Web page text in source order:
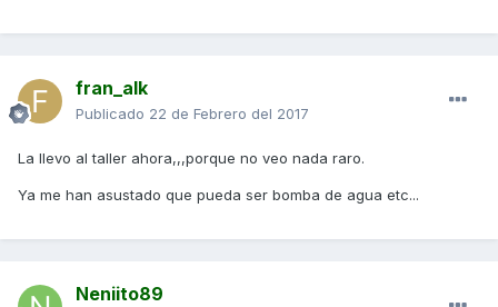
fran_alk
Publicado 22 de Febrero del 2017
La llevo al taller ahora,,,porque no veo nada raro.
Ya me han asustado que pueda ser bomba de agua etc...
Neniito89